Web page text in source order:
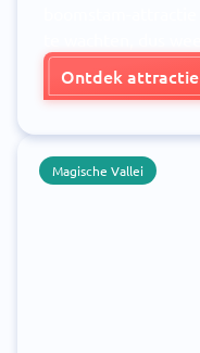
Ontdek attractie
Magische Vallei